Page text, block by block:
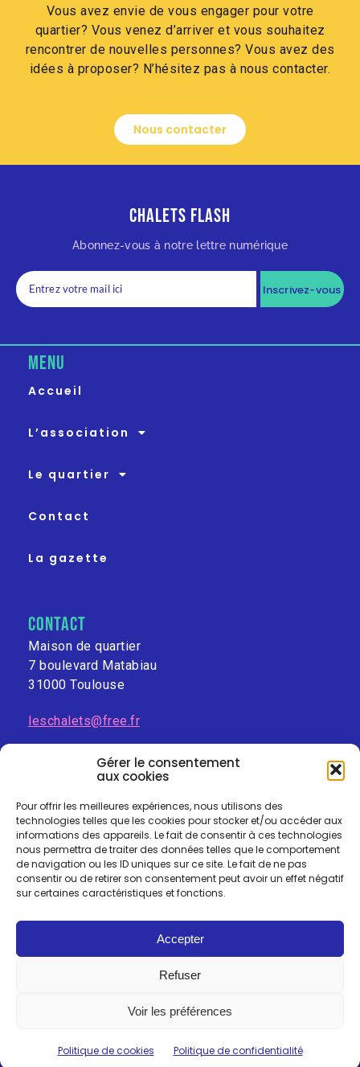
Gérer le consentement
aux cookies
Pour offrir les meilleures expériences, nous utilisons des
technologies telles que les cookies pour stocker et/ou accéder aux
informations des appareils. Le fait de consentir à ces technologies
nous permettra de traiter des données telles que le comportement
de navigation ou les ID uniques sur ce site. Le fait de ne pas
consentir ou de retirer son consentement peut avoir un effet négatif
sur certaines caractéristiques et fonctions.
Accepter
Refuser
Voir les préférences
Politique de cookies Politique de confidentialité
Vous avez envie de vous engager pour votre
quartier? Vous venez d’arriver et vous souhaitez
rencontrer de nouvelles personnes? Vous avez des
idées à proposer? N’hésitez pas à nous contacter.
Nous contacter
Chalets Flash
Abonnez-vous à notre lettre numérique
Inscrivez-vous
MENU
Accueil
L’association
Le quartier
Contact
La gazette
contact
Maison de quartier
7 boulevard Matabiau
31000 Toulouse
leschalets@free.fr
Mentions-légalesIPolitique de confidentialitéI
Politique des cookies